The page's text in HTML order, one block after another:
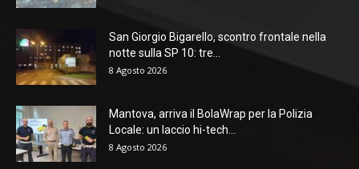
San Giorgio Bigarello, scontro frontale nella
notte sulla SP 10: tre...
8 Agosto 2026
Mantova, arriva il BolaWrap per la Polizia
Locale: un laccio hi-tech...
8 Agosto 2026